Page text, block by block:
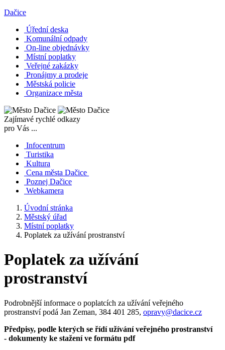
Dačice
Úřední deska
Komunální odpady
On-line objednávky
Místní poplatky
Veřejné zakázky
Pronájmy a prodeje
Městská policie
Organizace města
Zajímavé rychlé odkazy
pro Vás ...
Infocentrum
Turistika
Kultura
Cena města Dačice
Poznej Dačice
Webkamera
Úvodní stránka
Městský úřad
Místní poplatky
Poplatek za užívání prostranství
Poplatek za užívání
prostranství
Podrobnější informace o poplatcích za užívání veřejného
prostranství podá Jan Zeman, 384 401 285, opravy@dacice.cz
Předpisy, podle kterých se řídí užívání veřejného prostranství
- dokumenty ke stažení ve formátu pdf